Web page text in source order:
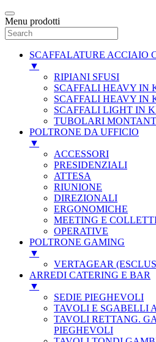
Menu prodotti
SCAFFALATURE ACCIAIO
▼
RIPIANI SFUSI
SCAFFALI HEAVY IN
SCAFFALI HEAVY IN
SCAFFALI LIGHT IN
TUBOLARI
POLTRONE DA UFFICIO
▼
ACCESSORI
PRESIDENZIALI
ATTESA
RIUNIONE
DIREZIONALI
ERGONOMICHE
MEETING E
OPERATIVE
POLTRONE GAMING
▼
VERTAGEAR
ARREDI CATERING E BAR
▼
SEDIE PIEGHEVOLI
TAVOLI E SGABELLI
TAVOLI RETTANG.
PIEGHEVOLI